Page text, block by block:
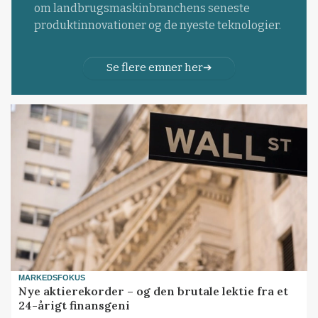
om landbrugsmaskinbranchens seneste
produktinnovationer og de nyeste teknologier.
Se flere emner her
MARKEDSFOKUS
Nye aktierekorder – og den brutale lektie fra et
24-årigt finansgeni